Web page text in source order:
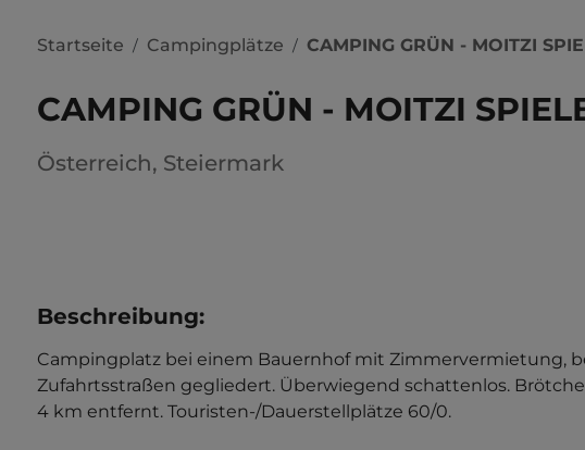
Startseite / Campingplätze / CAMPING GRÜN - MOITZI
CAMPING GRÜN - MOITZI
Österreich, Steiermark
Beschreibung:
Campingplatz bei einem Bauernhof mit Zimmervermietung,
Zufahrtsstraßen gegliedert. Überwiegend schattenlos.
4 km entfernt. Touristen-/Dauerstellplätze 60/0.